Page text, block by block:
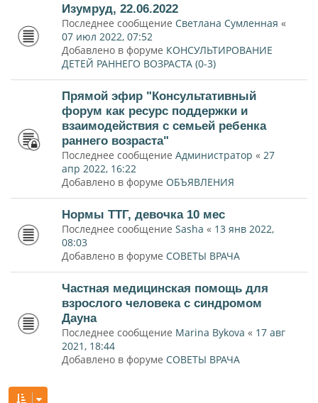
Изумруд, 22.06.2022
Последнее сообщение Светлана Сумленная «
07 июл 2022, 07:52
Добавлено в форуме КОНСУЛЬТИРОВАНИЕ
ДЕТЕЙ РАННЕГО ВОЗРАСТА (0-3)
Прямой эфир "Консультативный
форум как ресурс поддержки и
взаимодействия с семьей ребенка
раннего возраста"
Последнее сообщение Администратор « 27
апр 2022, 16:22
Добавлено в форуме ОБЪЯВЛЕНИЯ
Нормы ТТГ, девочка 10 мес
Последнее сообщение Sasha « 13 янв 2022,
08:03
Добавлено в форуме СОВЕТЫ ВРАЧА
Частная медицинская помощь для
взрослого человека с синдромом
Дауна
Последнее сообщение Marina Bykova « 17 авг
2021, 18:44
Добавлено в форуме СОВЕТЫ ВРАЧА